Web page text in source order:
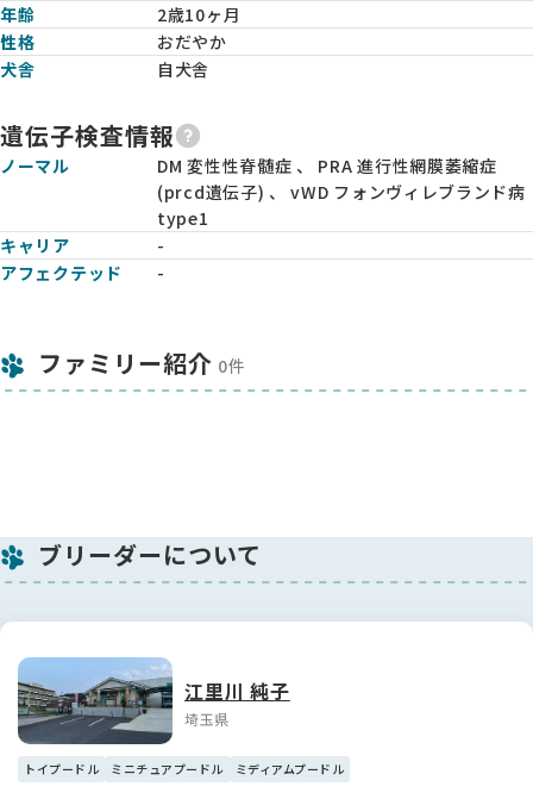
年齢
2歳10ヶ月
性格
おだやか
犬舎
自犬舎
遺伝子検査情報
ノーマル
DM 変性性脊髄症 、 PRA 進行性網膜萎縮症
(prcd遺伝子) 、 vWD フォンヴィレブランド病
type1
キャリア
-
アフェクテッド
-
ファミリー紹介 0件
ブリーダーについて
江里川 純子
埼玉県
トイプードル ミニチュアプードル ミディアムプードル